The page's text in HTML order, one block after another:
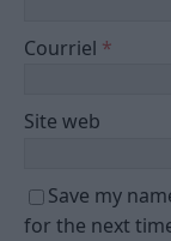
Courriel *
Site web
Save my
for the next